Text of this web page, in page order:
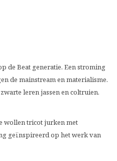
de Beat generatie. Een stroming
de mainstream en materialisme.
leren jassen en coltruien.
wollen tricot jurken met
geïnspireerd op het werk van